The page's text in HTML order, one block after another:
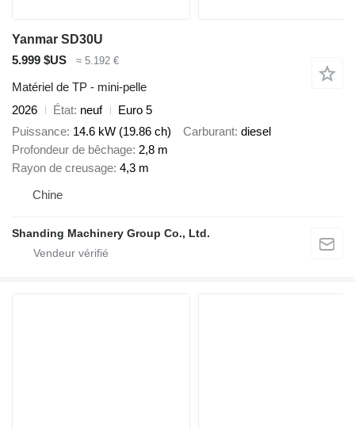
Yanmar SD30U
5.999 $US
≈ 5.192 €
Matériel de TP - mini-pelle
2026
État neuf
Euro 5
Puissance 14.6 kW (19.86 ch) Carburant diesel
Profondeur de bêchage 2,8 m
Rayon de creusage 4,3 m
Chine
Shanding Machinery Group Co., Ltd.